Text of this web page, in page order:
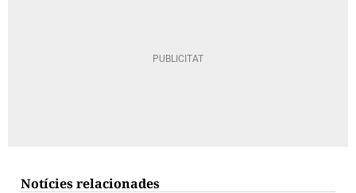
Notícies relacionades